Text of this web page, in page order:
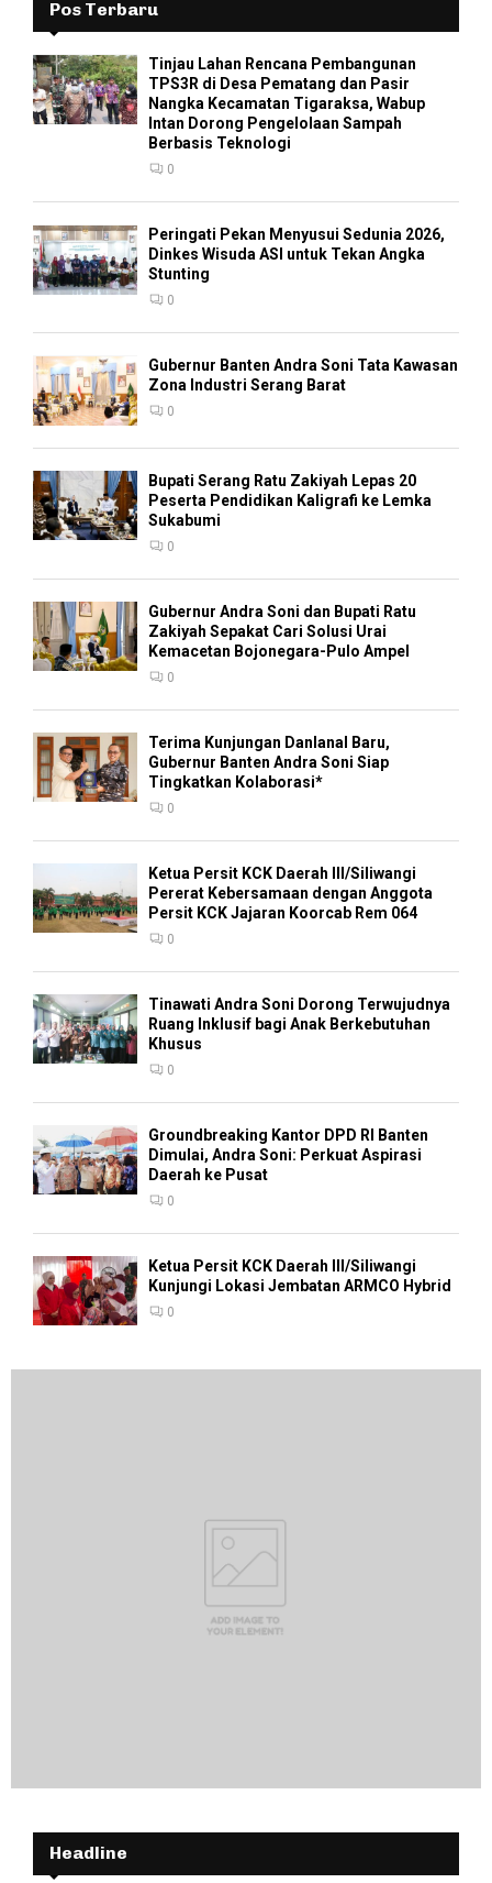
Pos Terbaru
Tinjau Lahan Rencana Pembangunan
TPS3R di Desa Pematang dan Pasir
Nangka Kecamatan Tigaraksa, Wabup
Intan Dorong Pengelolaan Sampah
Berbasis Teknologi
0
Peringati Pekan Menyusui Sedunia 2026,
Dinkes Wisuda ASI untuk Tekan Angka
Stunting
0
Gubernur Banten Andra Soni Tata Kawasan
Zona Industri Serang Barat
0
Bupati Serang Ratu Zakiyah Lepas 20
Peserta Pendidikan Kaligrafi ke Lemka
Sukabumi
0
Gubernur Andra Soni dan Bupati Ratu
Zakiyah Sepakat Cari Solusi Urai
Kemacetan Bojonegara-Pulo Ampel
0
Terima Kunjungan Danlanal Baru,
Gubernur Banten Andra Soni Siap
Tingkatkan Kolaborasi*
0
Ketua Persit KCK Daerah III/Siliwangi
Pererat Kebersamaan dengan Anggota
Persit KCK Jajaran Koorcab Rem 064
0
Tinawati Andra Soni Dorong Terwujudnya
Ruang Inklusif bagi Anak Berkebutuhan
Khusus
0
Groundbreaking Kantor DPD RI Banten
Dimulai, Andra Soni: Perkuat Aspirasi
Daerah ke Pusat
0
Ketua Persit KCK Daerah III/Siliwangi
Kunjungi Lokasi Jembatan ARMCO Hybrid
0
Headline